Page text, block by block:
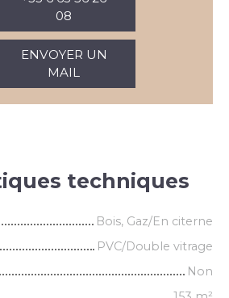
08
ENVOYER UN
MAIL
techniques
Bois, Gaz/En citerne
PVC/Double vitrage
Non